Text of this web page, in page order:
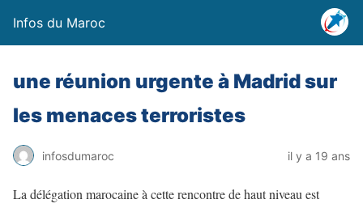
Infos du Maroc
une réunion urgente à Madrid sur
les menaces terroristes
infosdumaroc il y a 19 ans
La délégation marocaine à cette rencontre de haut niveau est